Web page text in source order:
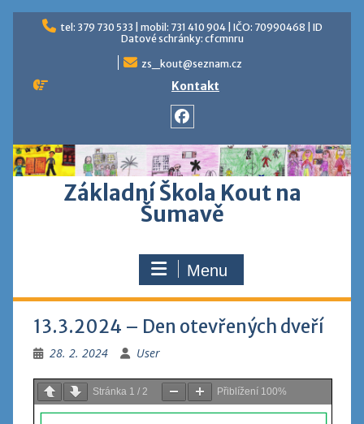
Skip
tel: 379 730 533 | mobil: 731 410 904 | IČO: 70990468 | ID
Datové schránky: cfcmnru
zs_kout@seznam.cz
Kontakt
Základní Škola Kout na
Šumavě
Menu
13.3.2024 – Den otevřených dveří
28. 2. 2024 User
Stránka 1 / 2 Přiblížení 100%